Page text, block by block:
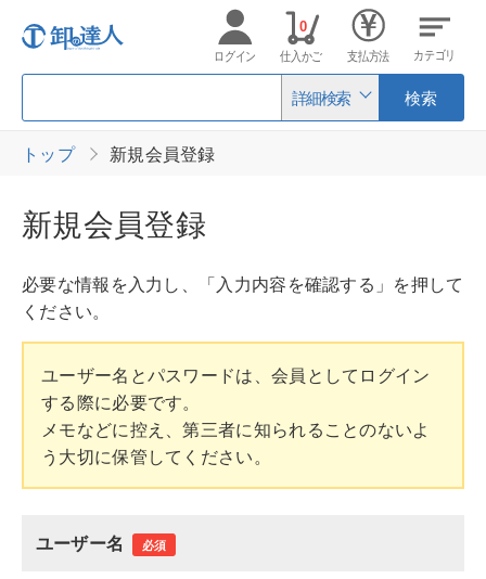
詳細検索 検索
ログイン 仕入かご
0
支払方法 カテゴリ
トップ 新規会員登録
新規会員登録
必要な情報を入力し、「入力内容を確認する」を押して
ください。
ユーザー名とパスワードは、会員としてログイン
する際に必要です。
メモなどに控え、第三者に知られることのないよ
う大切に保管してください。
ユーザー名 必須